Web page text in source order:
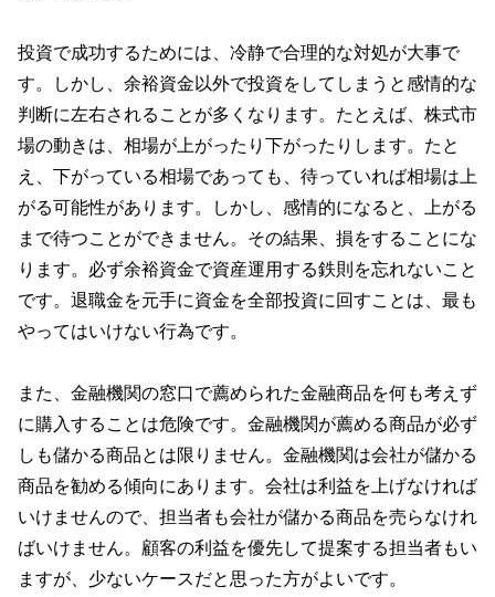
投資で成功するためには、冷静で合理的な対処が大事で
す。しかし、余裕資金以外で投資をしてしまうと感情的な
判断に左右されることが多くなります。たとえば、株式市
場の動きは、相場が上がったり下がったりします。たと
え、下がっている相場であっても、待っていれば相場は上
がる可能性があります。しかし、感情的になると、上がる
まで待つことができません。その結果、損をすることにな
ります。必ず余裕資金で資産運用する鉄則を忘れないこと
です。退職金を元手に資金を全部投資に回すことは、最も
やってはいけない行為です。
また、金融機関の窓口で薦められた金融商品を何も考えず
に購入することは危険です。金融機関が薦める商品が必ず
しも儲かる商品とは限りません。金融機関は会社が儲かる
商品を勧める傾向にあります。会社は利益を上げなければ
いけませんので、担当者も会社が儲かる商品を売らなけれ
ばいけません。顧客の利益を優先して提案する担当者もい
ますが、少ないケースだと思った方がよいです。